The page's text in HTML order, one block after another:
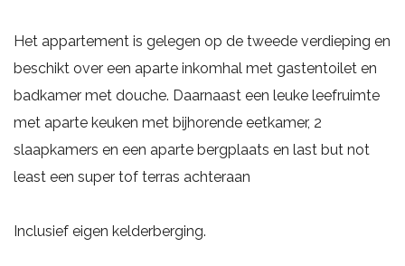
Het appartement is gelegen op de tweede verdieping en
beschikt over een aparte inkomhal met gastentoilet en
badkamer met douche. Daarnaast een leuke leefruimte
met aparte keuken met bijhorende eetkamer, 2
slaapkamers en een aparte bergplaats en last but not
least een super tof terras achteraan
Inclusief eigen kelderberging.